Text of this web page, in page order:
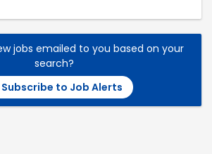
jobs emailed to you based on your
search?
Subscribe to Job Alerts